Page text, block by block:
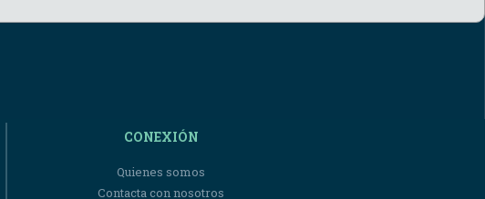
CONEXIÓN
Quienes somos
Contacta con nosotros